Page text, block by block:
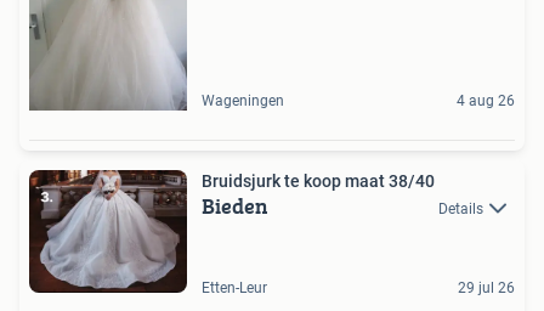
Wageningen 4 aug 26
Bruidsjurk te koop maat 38/40
Bieden Details
Etten-Leur 29 jul 26